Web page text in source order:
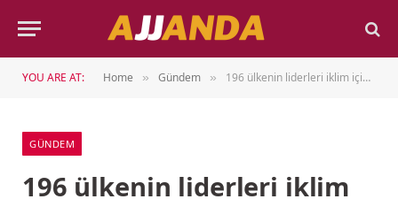
YOU ARE AT: Home » Gündem » 196 ülkenin liderleri iklim için Türkiye’de masaya oturacak
GÜNDEM
196 ülkenin liderleri iklim